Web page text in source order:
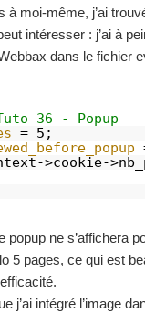
à moi-même, j’ai
intéresser : j’ai à
dans le fichier
36 - Popup
= 5;
>cookie-
popup ne s’affichera
5 pages, ce qui est
j’ai intégré l’image